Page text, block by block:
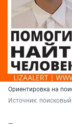
Ориентировка на
Источник: